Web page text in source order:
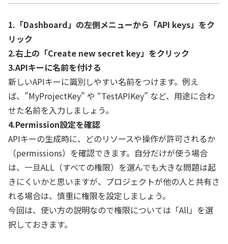
1.「Dashboard」の左側メニューから「API keys」をク
リック
2.右上の「Create new secret key」をクリック
3.APIキーに名前を付ける
新しいAPIキーに識別しやすい名前をつけます。例え
ば、”MyProjectKey” や “TestAPIKey” など、用途に合わ
せた名前を入力しましょう。
4.Permission設定を確認
APIキーの生成時に、どのリソースや操作が許可されるか
（permissions）を確認できます。自分だけが使う場合
は、一旦ALL（すべての権限）を選んでも大きな問題は起
きにくいかと思いますが、プロジェクトが他の人と共有さ
れる場合は、慎重に権限を設定しましょう。
今回は、使い方の説明なので権限については「All」を選
択しておきます。